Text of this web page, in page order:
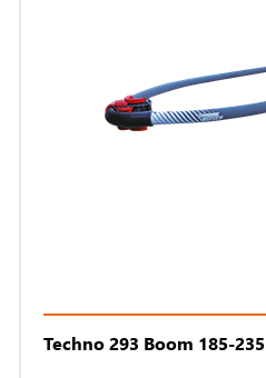
Techno 293 Boom 185-235